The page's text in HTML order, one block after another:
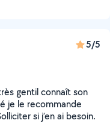
5/5
gentil connaît son
je le recommande
si j’en ai besoin.